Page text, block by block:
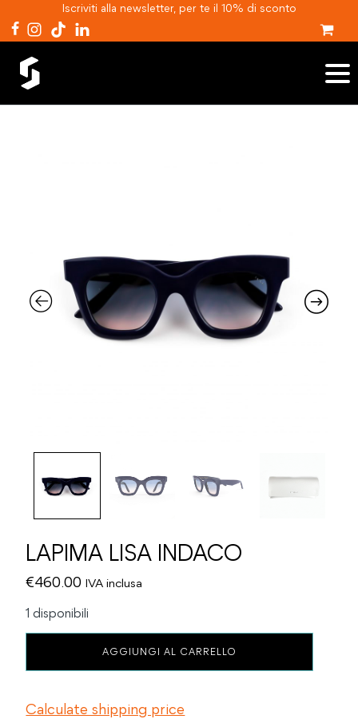
Iscriviti alla newsletter, per te il 10% di sconto
LAPIMA LISA INDACO
€460.00 IVA inclusa
1 disponibili
AGGIUNGI AL CARRELLO
Calculate shipping price